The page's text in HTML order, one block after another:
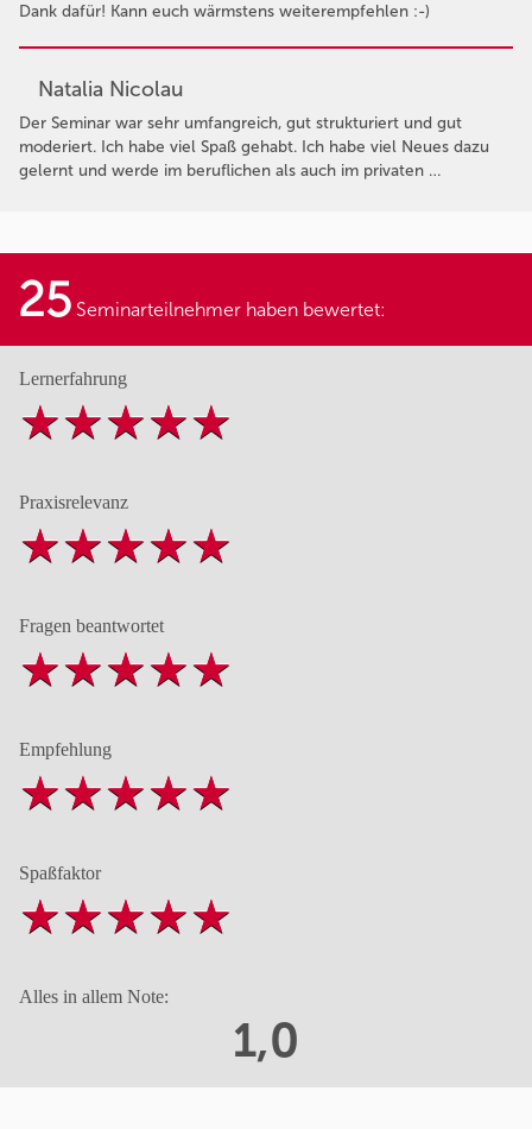
Dank dafür! Kann euch wärmstens weiterempfehlen :-)
Natalia Nicolau
Der Seminar war sehr umfangreich, gut strukturiert und gut
moderiert. Ich habe viel Spaß gehabt. Ich habe viel Neues dazu
gelernt und werde im beruflichen als auch im privaten …
25 Seminarteilnehmer haben bewertet:
Lernerfahrung
Praxisrelevanz
Fragen beantwortet
Empfehlung
Spaßfaktor
Alles in allem Note:
1,0